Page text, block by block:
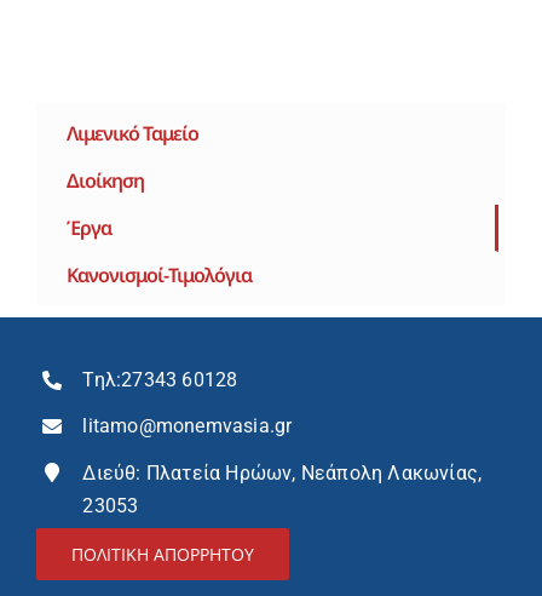
Λιμενικό Ταμείο
Διοίκηση
Έργα
Κανονισμοί-Τιμολόγια
Τηλ:27343 60128
litamo@monemvasia.gr
Διεύθ: Πλατεία Ηρώων, Νεάπολη Λακωνίας,
23053
ΠΟΛΙΤΙΚΗ ΑΠΟΡΡΗΤΟΥ